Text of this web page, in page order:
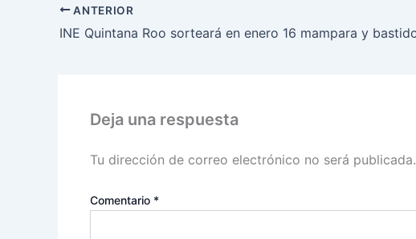
ANTERIOR
Deja una respuesta
Tu dirección de correo electrónico no será publicada.
Comentario *